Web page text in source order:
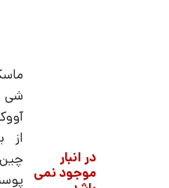
در انبار
موجود نمی
شی
از